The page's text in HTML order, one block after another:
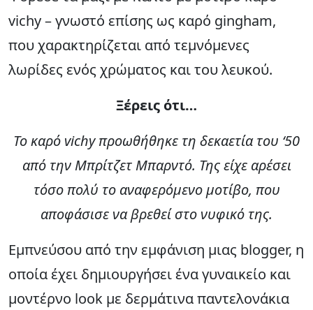
vichy – γνωστό επίσης ως καρό gingham,
που χαρακτηρίζεται από τεμνόμενες
λωρίδες ενός χρώματος και του λευκού.
Ξέρεις ότι…
Το καρό vichy προωθήθηκε τη δεκαετία του ‘50
από την Μπρίτζετ Μπαρντό. Της είχε αρέσει
τόσο πολύ το αναφερόμενο μοτίβο, που
αποφάσισε να βρεθεί στο νυφικό της.
Εμπνεύσου από την εμφάνιση μιας blogger, η
οποία έχει δημιουργήσει ένα γυναικείο και
μοντέρνο look με δερμάτινα παντελονάκια